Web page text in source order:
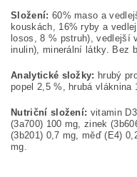
Složení: 60% maso a
kouskách, 16% ryby a
losos, 8 % pstruh), vedlejší
inulin), minerální látky. Bez
Analytické složky: hrubý
popel 2,5 %, hrubá vláknina
Nutriční složení: vitamin
(3a700) 100 mg, zinek
(3b201) 0,7 mg, měď (E4)
mg.